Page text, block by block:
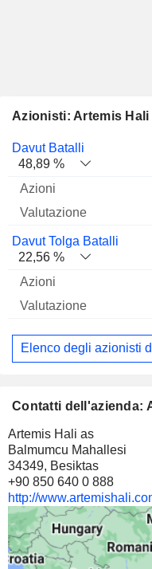
Azionisti: Artemis
Nome Azioni
Davut Batalli
48,89 %
Davut Tolga Batalli
22,56 %
Elenco degli azionisti
Contatti dell'azienda:
Artemis Hali as
Balmumcu Mahallesi
34349, Besiktas
+90 850 640 0 888
http://